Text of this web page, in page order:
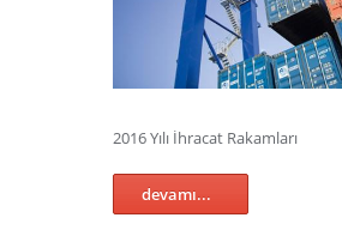
2016 Yılı İhracat Rakamları
devamı...